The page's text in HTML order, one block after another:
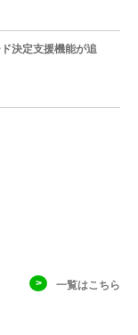
決定支援機能が追
一覧はこちら